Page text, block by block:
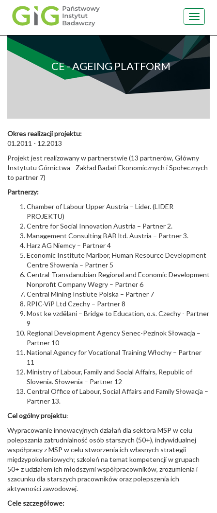
Przejdź
treści
Toggle
CE - AGEING PLATFORM
Okres realizacji projektu:
01.2011 - 12.2013
Projekt jest realizowany w partnerstwie (13 partnerów, Główny
Instytutu Górnictwa - Zakład Badań Ekonomicznych i Społecznych
to partner 7)
Partnerzy:
Chamber of Labour Upper Austria – Lider. (LIDER
PROJEKTU)
Centre for Social Innovation Austria – Partner 2.
Management Consulting BAB ltd. Austria – Partner 3.
Harz AG Niemcy – Partner 4
Economic Institute Maribor, Human Resource Development
Centre Słowenia – Partner 5
Central-Transdanubian Regional and Economic Development
Nonprofit Company Wegry – Partner 6
Central Mining Instiute Polska – Partner 7
RPIC-ViP Ltd Czechy – Partner 8
Most ke vzdělani – Bridge to Education, o.s. Czechy - Partner
9
Regional Development Agency Senec-Pezinok Słowacja –
Partner 10
National Agency for Vocational Training Włochy – Partner
11
Ministry of Labour, Family and Social Affairs, Republic of
Slovenia. Słowenia – Partner 12
Central Office of Labour, Social Affairs and Family Słowacja –
Partner 13.
Cel ogólny projektu:
Wypracowanie innowacyjnych działań dla sektora MSP w celu
polepszania zatrudnialność osób starszych (50+), indywidualnej
współpracy z MSP w celu stworzenia ich własnych strategii
międzypokoleniowych; szkoleń na temat kompetencji w grupach
50+ z udziałem ich młodszymi współpracowników, zrozumienia i
szacunku dla starszych pracowników oraz polepszenia ich
aktywności zawodowej.
Cele szczegółowe: